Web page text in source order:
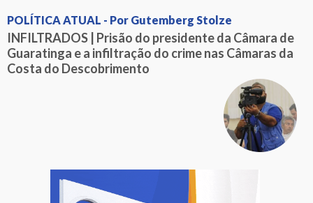
POLÍTICA ATUAL - Por Gutemberg Stolze
INFILTRADOS | Prisão do presidente da Câmara de
Guaratinga e a infiltração do crime nas Câmaras da
Costa do Descobrimento